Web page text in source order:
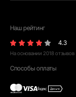
Наш рейтинг
4.3
На основании 2018 отзывов
Способы оплаты